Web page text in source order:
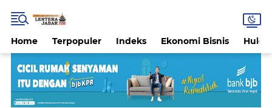
Home Terpopuler Indeks Ekonomi Bisnis